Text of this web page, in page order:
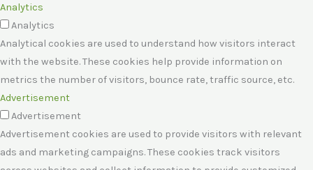
Analytics
Analytics
Analytical cookies are used to understand how visitors interact
with the website. These cookies help provide information on
metrics the number of visitors, bounce rate, traffic source, etc.
Advertisement
Advertisement
Advertisement cookies are used to provide visitors with relevant
ads and marketing campaigns. These cookies track visitors